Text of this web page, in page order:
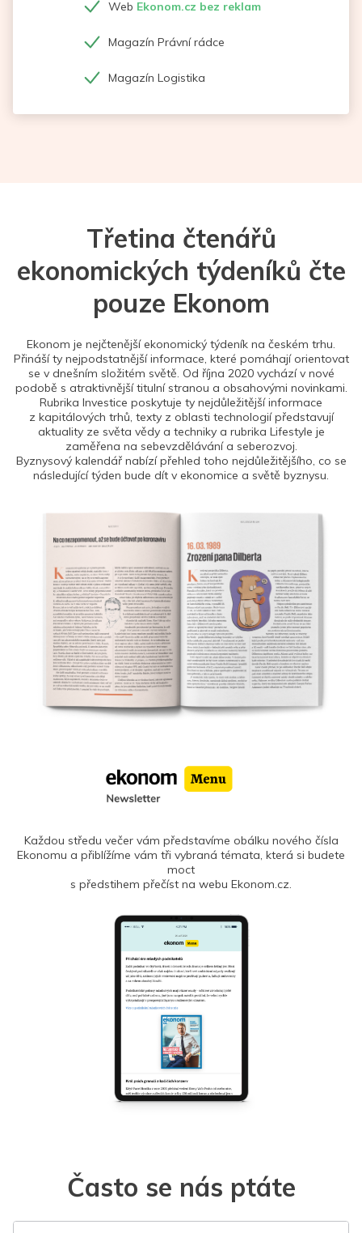
Web Ekonom.cz bez reklam
Magazín Právní rádce
Magazín Logistika
Třetina čtenářů
ekonomických týdeníků čte
pouze Ekonom
Ekonom je nejčtenější ekonomický týdeník na českém trhu.
Přináší ty nejpodstatnější informace, které pomáhají orientovat
se v dnešním složitém světě. Od října 2020 vychází v nové
podobě s atraktivnější titulní stranou a obsahovými novinkami.
Rubrika Investice poskytuje ty nejdůležitější informace
z kapitálových trhů, texty z oblasti technologií představují
aktuality ze světa vědy a techniky a rubrika Lifestyle je
zaměřena na sebevzdělávání a seberozvoj.
Byznysový kalendář nabízí přehled toho nejdůležitějšího, co se
následující týden bude dít v ekonomice a světě byznysu.
Každou středu večer vám představíme obálku nového čísla
Ekonomu a přiblížíme vám tři vybraná témata, která si budete
moct
s předstihem přečíst na webu Ekonom.cz.
Často se nás ptáte